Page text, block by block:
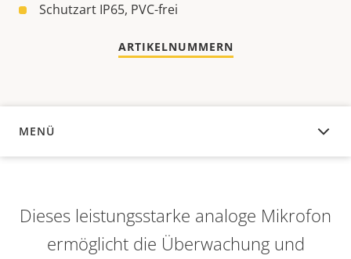
Schutzart IP65, PVC-frei
ARTIKELNUMMERN
MENÜ
ÜBERSICHT
Dieses leistungsstarke analoge Mikrofon
ermöglicht die Überwachung und